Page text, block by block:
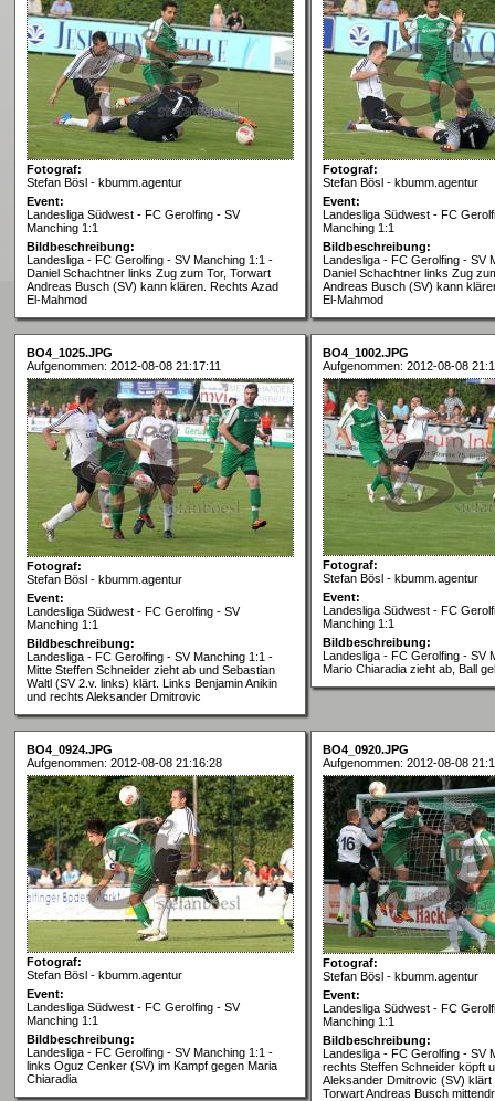
Fotograf:
Stefan Bösl - kbumm.agentur
Event:
Landesliga Südwest - FC Gerolfing - SV
Manching 1:1
Bildbeschreibung:
Landesliga - FC Gerolfing - SV Manching 1:1 -
Daniel Schachtner links Zug zum Tor, Torwart
Andreas Busch (SV) kann klären. Rechts Azad
El-Mahmod
Fotograf:
Stefan Bösl - kbumm.agentur
Event:
Landesliga Südwest - FC
Manching 1:1
Bildbeschreibung:
Landesliga - FC Gerolfing - SV
Daniel Schachtner links Zug
Andreas Busch (SV) kann
El-Mahmod
BO4_1025.JPG
Aufgenommen: 2012-08-08 21:17:11
Fotograf:
Stefan Bösl - kbumm.agentur
Event:
Landesliga Südwest - FC Gerolfing - SV
Manching 1:1
Bildbeschreibung:
Landesliga - FC Gerolfing - SV Manching 1:1 -
Mitte Steffen Schneider zieht ab und Sebastian
Waltl (SV 2.v. links) klärt. Links Benjamin Anikin
und rechts Aleksander Dmitrovic
BO4_1002.JPG
Aufgenommen: 2012-08-08
Fotograf:
Stefan Bösl - kbumm.agentur
Event:
Landesliga Südwest - FC
Manching 1:1
Bildbeschreibung:
Landesliga - FC Gerolfing - SV
Mario Chiaradia zieht ab, Ball
BO4_0924.JPG
Aufgenommen: 2012-08-08 21:16:28
Fotograf:
Stefan Bösl - kbumm.agentur
Event:
Landesliga Südwest - FC Gerolfing - SV
Manching 1:1
Bildbeschreibung:
Landesliga - FC Gerolfing - SV Manching 1:1 -
links Oguz Cenker (SV) im Kampf gegen Maria
Chiaradia
BO4_0920.JPG
Aufgenommen: 2012-08-08
Fotograf:
Stefan Bösl - kbumm.agentur
Event:
Landesliga Südwest - FC
Manching 1:1
Bildbeschreibung:
Landesliga - FC Gerolfing - SV
rechts Steffen Schneider köpft
Aleksander Dmitrovic (SV) klärt
Torwart Andreas Busch